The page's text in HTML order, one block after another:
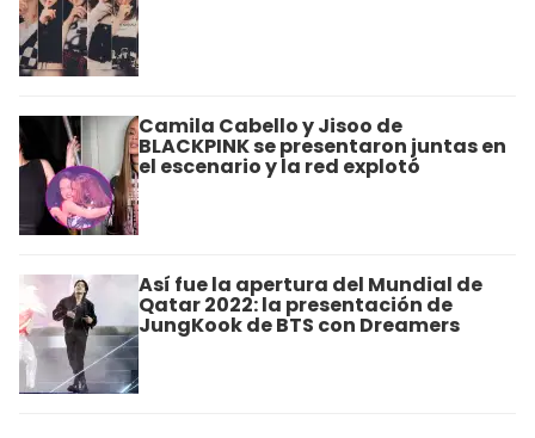
Camila Cabello y Jisoo de
BLACKPINK se presentaron juntas en
el escenario y la red explotó
Así fue la apertura del Mundial de
Qatar 2022: la presentación de
JungKook de BTS con Dreamers